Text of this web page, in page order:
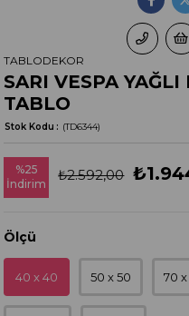
SARI VESPA
TABLO
(TD6344)
Stok Kodu
TABLODEKOR
%25
İndirim
₺2.592,00
Ölçü
40 x 40 50 x 50 70